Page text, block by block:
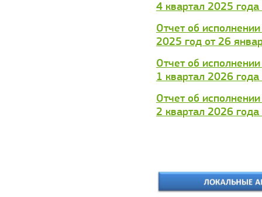
4 квартал 2025
Отчет об
2025 год от 26
Отчет об
1 квартал 2026
Отчет об
2 квартал 2026